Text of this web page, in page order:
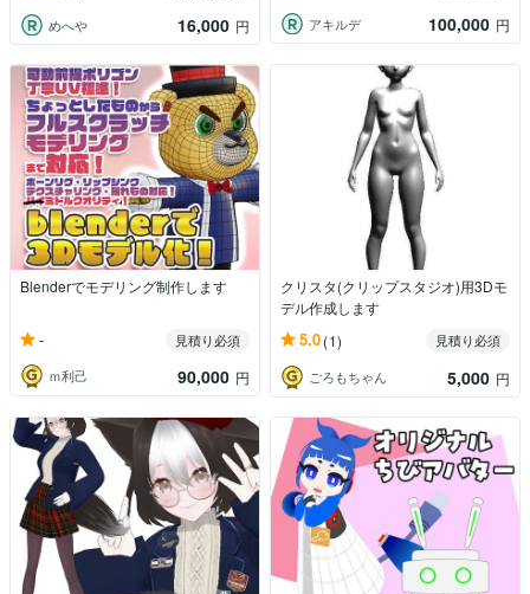
めへや
16,000 円
アキルデ
100,000 円
Blenderでモデリング制作します
-
見積り必須
ｍ利己
90,000 円
クリスタ(クリップスタジオ)用3Dモ
デル作成します
5.0(1)
見積り必須
ごろもちゃん
5,000 円